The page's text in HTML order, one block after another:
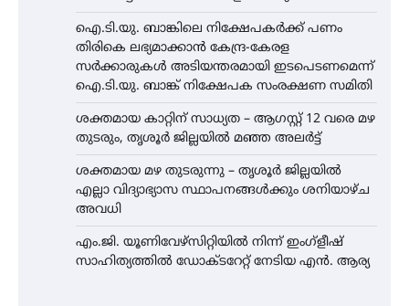
ഐ.ടി.യു. ബാങ്കിലെ നിക്ഷേപകർക്ക് പണം
തിരികെ ലഭ്യമാക്കാൻ കേന്ദ്ര-കേരള
സർക്കാരുകൾ അടിയന്തരമായി ഇടപെടണമെന്ന്
ഐ.ടി.യു. ബാങ്ക് നിക്ഷേപക സംരക്ഷണ സമിതി
ശക്തമായ കാറ്റിന് സാധ്യത – ആഗസ്റ്റ് 12 വരെ മഴ
തുടരും, തൃശൂർ ജില്ലയിൽ മഞ്ഞ അലർട്ട്
ശക്തമായ മഴ തുടരുന്നു – തൃശൂർ ജില്ലയിൽ
എല്ലാ വിദ്യാഭ്യാസ സ്ഥാപനങ്ങൾക്കും ശനിയാഴ്ച
അവധി
എം.ജി. യൂണിവേഴ്‌സിറ്റിയിൽ നിന്ന് ഇംഗ്ളീഷ്
സാഹിത്യത്തിൽ ഡോക്ടറേറ്റ് നേടിയ എൻ. ആര്യ